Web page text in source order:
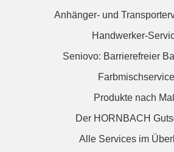
Anhänger- und
Handwerker-
Seniovo: Barrierefreier
Farbmischservice
Produkte nach
Der HORNBACH
Alle Services im